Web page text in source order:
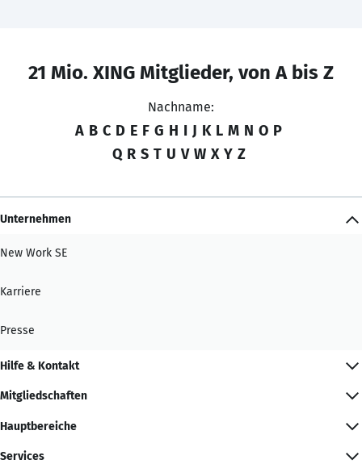
21 Mio. XING Mitglieder, von A bis Z
Nachname:
A B C D E F G H I J K L M N O P
Q R S T U V W X Y Z
Unternehmen
New Work SE
Karriere
Presse
Hilfe & Kontakt
Mitgliedschaften
Hauptbereiche
Services